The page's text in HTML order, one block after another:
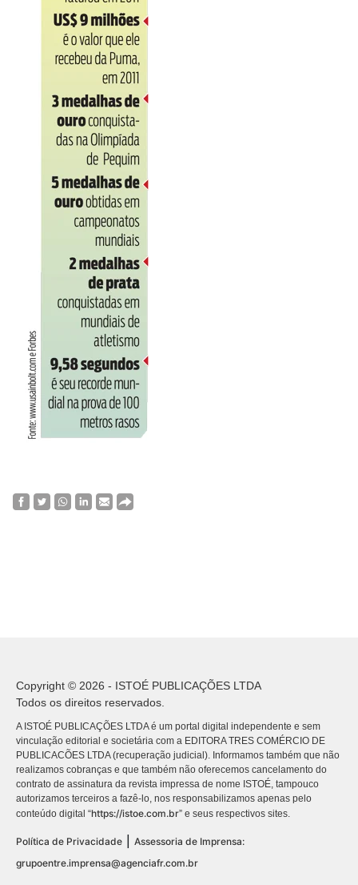
Copyright © 2026 - ISTOÉ PUBLICAÇÕES LTDA
Todos os direitos reservados.
A ISTOÉ PUBLICAÇÕES LTDA é um portal digital independente e sem
vinculação editorial e societária com a EDITORA TRES COMÉRCIO DE
PUBLICACÕES LTDA (recuperação judicial). Informamos também que não
realizamos cobranças e que também não oferecemos cancelamento do
contrato de assinatura da revista impressa de nome ISTOÉ, tampouco
autorizamos terceiros a fazê-lo, nos responsabilizamos apenas pelo
conteúdo digital “https://istoe.com.br” e seus respectivos sites.
Política de Privacidade | Assessoria de Imprensa:
grupoentre.imprensa@agenciafr.com.br